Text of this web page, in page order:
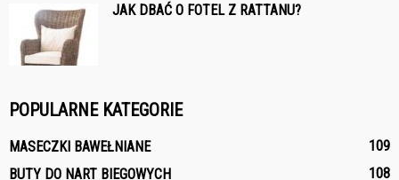
JAK DBAĆ O FOTEL Z RATTANU?
POPULARNE KATEGORIE
MASECZKI BAWEŁNIANE
109
BUTY DO NART BIEGOWYCH
108